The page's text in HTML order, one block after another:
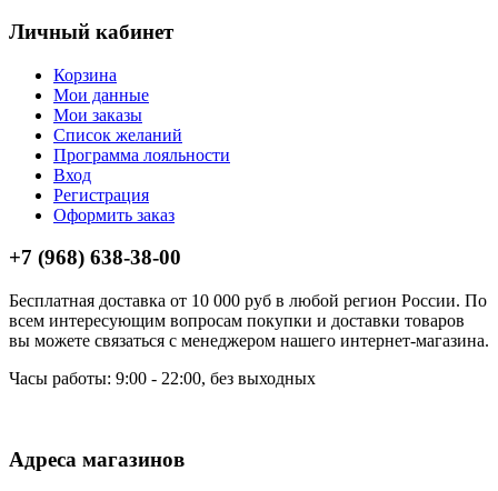
Личный кабинет
Корзина
Мои данные
Мои заказы
Список желаний
Программа лояльности
Вход
Регистрация
Оформить заказ
+7 (968) 638-38-00
Бесплатная доставка от 10 000 руб в любой регион России. По
всем интересующим вопросам покупки и доставки товаров
вы можете связаться с менеджером нашего интернет-магазина.
Часы работы: 9:00 - 22:00, без выходных
Адреса магазинов